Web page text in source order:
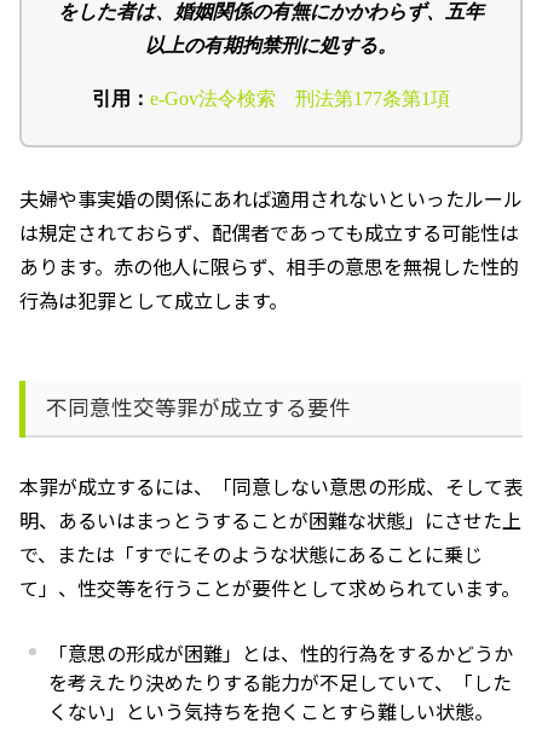
をした者は、婚姻関係の有無にかかわらず、五年
以上の有期拘禁刑に処する。
引用： e-Gov法令検索 刑法第177条第1項
夫婦や事実婚の関係にあれば適用されないといったルール
は規定されておらず、配偶者であっても成立する可能性は
あります。赤の他人に限らず、相手の意思を無視した性的
行為は犯罪として成立します。
不同意性交等罪が成立する要件
本罪が成立するには、「同意しない意思の形成、そして表
明、あるいはまっとうすることが困難な状態」にさせた上
で、または「すでにそのような状態にあることに乗じ
て」、性交等を行うことが要件として求められています。
「意思の形成が困難」とは、性的行為をするかどうか
を考えたり決めたりする能力が不足していて、「した
くない」という気持ちを抱くことすら難しい状態。